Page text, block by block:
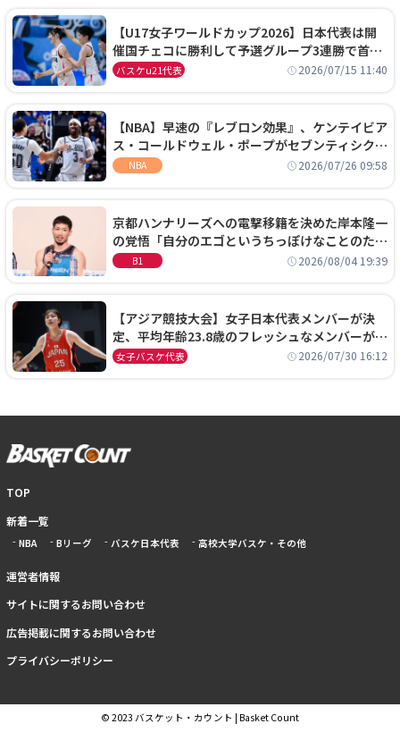
【U17女子ワールドカップ2026】日本代表は開
催国チェコに勝利して予選グループ3連勝で首位
通過！準々決勝の相手はエジプトに決定
バスケu21代表 2026/07/15 11:40
【NBA】早速の『レブロン効果』、ケンテイビア
ス・コールドウェル・ポープがセブンティシクサ
ーズに1年契約で加入
NBA 2026/07/26 09:58
京都ハンナリーズへの電撃移籍を決めた岸本隆一
の覚悟「自分のエゴというちっぽけなことのため
に、京都に来たわけではない」
B1 2026/08/04 19:39
【アジア競技大会】女子日本代表メンバーが決
定、平均年齢23.8歳のフレッシュなメンバーが日
本開催の大舞台で頂点を狙う
女子バスケ代表 2026/07/30 16:12
TOP
新着一覧
NBA Bリーグ バスケ日本代表 高校大学バスケ・その他
運営者情報
サイトに関するお問い合わせ
広告掲載に関するお問い合わせ
プライバシーポリシー
© 2023 バスケット・カウント | Basket Count